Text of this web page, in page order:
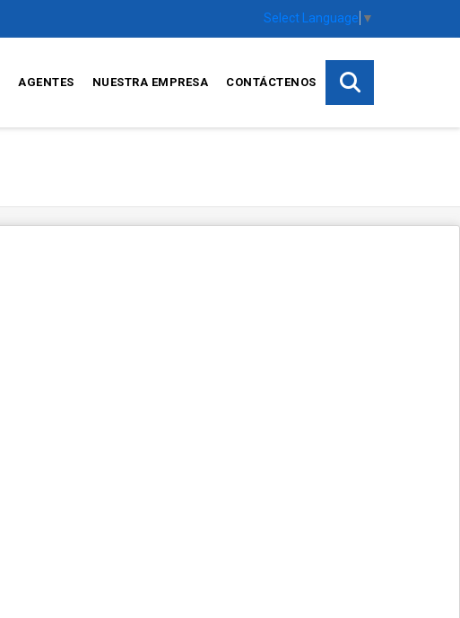
Select Language ▼
AGENTES NUESTRA EMPRESA CONTÁCTENOS